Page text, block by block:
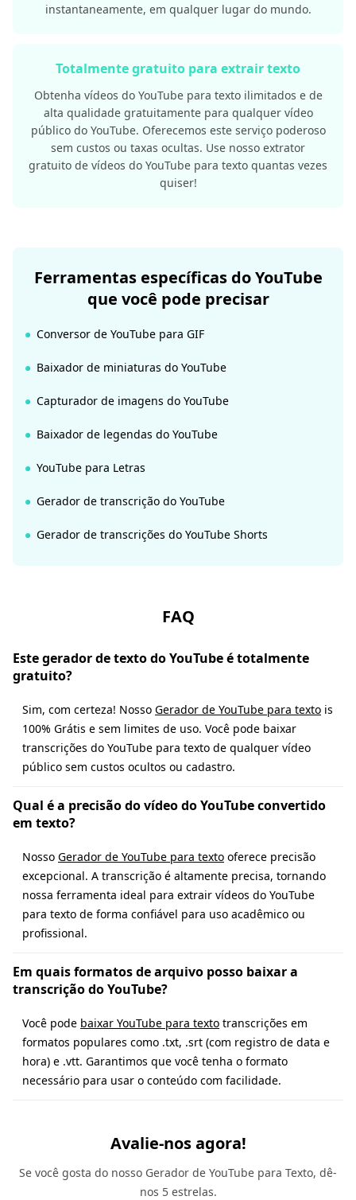
instantaneamente, em qualquer lugar do mundo.
Totalmente gratuito para extrair texto
Obtenha vídeos do YouTube para texto ilimitados e de
alta qualidade gratuitamente para qualquer vídeo
público do YouTube. Oferecemos este serviço poderoso
sem custos ou taxas ocultas. Use nosso extrator
gratuito de vídeos do YouTube para texto quantas vezes
quiser!
Ferramentas específicas do YouTube
que você pode precisar
Conversor de YouTube para GIF
Baixador de miniaturas do YouTube
Capturador de imagens do YouTube
Baixador de legendas do YouTube
YouTube para Letras
Gerador de transcrição do YouTube
Gerador de transcrições do YouTube Shorts
FAQ
Este gerador de texto do YouTube é totalmente
gratuito?
Sim, com certeza! Nosso Gerador de YouTube para texto is
100% Grátis e sem limites de uso. Você pode baixar
transcrições do YouTube para texto de qualquer vídeo
público sem custos ocultos ou cadastro.
Qual é a precisão do vídeo do YouTube convertido
em texto?
Nosso Gerador de YouTube para texto oferece precisão
excepcional. A transcrição é altamente precisa, tornando
nossa ferramenta ideal para extrair vídeos do YouTube
para texto de forma confiável para uso acadêmico ou
profissional.
Em quais formatos de arquivo posso baixar a
transcrição do YouTube?
Você pode baixar YouTube para texto transcrições em
formatos populares como .txt, .srt (com registro de data e
hora) e .vtt. Garantimos que você tenha o formato
necessário para usar o conteúdo com facilidade.
Avalie-nos agora!
Se você gosta do nosso Gerador de YouTube para Texto, dê-
nos 5 estrelas.